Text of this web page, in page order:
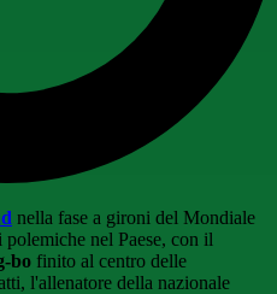
nella fase a gironi del Mondiale
polemiche nel Paese, con il
bo finito al centro delle
l'allenatore della nazionale